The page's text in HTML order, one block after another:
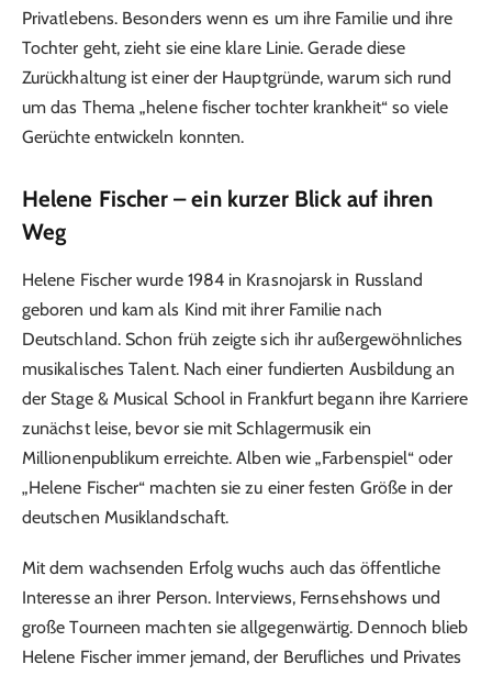
Privatlebens. Besonders wenn es um ihre Familie und ihre
Tochter geht, zieht sie eine klare Linie. Gerade diese
Zurückhaltung ist einer der Hauptgründe, warum sich rund
um das Thema „helene fischer tochter krankheit“ so viele
Gerüchte entwickeln konnten.
Helene Fischer – ein kurzer Blick auf ihren
Weg
Helene Fischer wurde 1984 in Krasnojarsk in Russland
geboren und kam als Kind mit ihrer Familie nach
Deutschland. Schon früh zeigte sich ihr außergewöhnliches
musikalisches Talent. Nach einer fundierten Ausbildung an
der Stage & Musical School in Frankfurt begann ihre Karriere
zunächst leise, bevor sie mit Schlagermusik ein
Millionenpublikum erreichte. Alben wie „Farbenspiel“ oder
„Helene Fischer“ machten sie zu einer festen Größe in der
deutschen Musiklandschaft.
Mit dem wachsenden Erfolg wuchs auch das öffentliche
Interesse an ihrer Person. Interviews, Fernsehshows und
große Tourneen machten sie allgegenwärtig. Dennoch blieb
Helene Fischer immer jemand, der Berufliches und Privates